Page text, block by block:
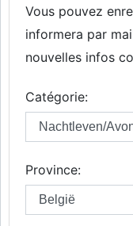
Vous pouvez
informera par
nouvelles infos
Catégorie:
Province: